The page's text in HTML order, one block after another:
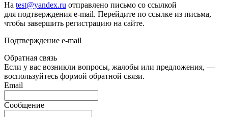
На test@yandex.ru отправлено письмо со ссылкой
для подтверждения e-mail. Перейдите по ссылке из письма,
чтобы завершить регистрацию на сайте.
Подтверждение e-mail
Обратная связь
Если у вас возникли вопросы, жалобы или предложения, —
воспользуйтесь формой обратной связи.
Email
Сообщение